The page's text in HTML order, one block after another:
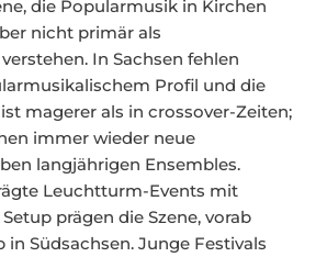
die Popularmusik in Kirchen
nicht primär als
In Sachsen fehlen
Profil und die
magerer als in crossover-Zeiten;
immer wieder neue
langjährigen Ensembles.
Leuchtturm-Events mit
prägen die Szene, vorab
in Südsachsen. Junge Festivals